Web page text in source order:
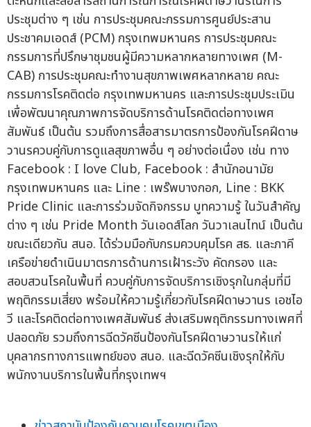
ประชุมต่าง ๆ เช่น การประชุมคณะกรรมการศูนย์ประสาน
ประชาคมเอดส์ (PCM) กรุงเทพมหานคร การประชุมคณะ
กรรมการที่ปรึกษาชุมชนผู้มีความหลากหลายทางเพศ (M-
CAB) การประชุมคณะทำงานสุขภาพเพศหลากหลาย คณะ
กรรมการโรคติดต่อ กรุงเทพมหานคร และการประชุมประเมิน
เพื่อพัฒนาคุณภาพการจัดบริการด้านโรคติดต่อทางเพศ
สัมพันธ์ เป็นต้น รวมถึงการสื่อสารมาตรการป้องกันโรคฝีดาษ
วานรควบคู่กับการดูแลสุขภาพอื่น ๆ อย่างต่อเนื่อง เช่น ทาง
Facebook : I love Club, Facebook : สำนักอนามัย
กรุงเทพมหานคร และ Line : เพร๊พบางกอก, Line : BKK
Pride Clinic และการร่วมจัดกิจกรรม บูทความรู้ ในวันสำคัญ
ต่าง ๆ เช่น Pride Month วันเอดส์โลก วันวาเลนไทน์ เป็นต้น
ขณะเดียวกัน สนอ. ได้ร่วมมือกับกรมควบคุมโรค สธ. และภาคี
เครือข่ายดำเนินมาตรการด้านการเฝ้าระวัง คัดกรอง และ
สอบสวนโรคในพื้นที่ ควบคู่กับการจัดบริการเชิงรุกในกลุ่มที่มี
พฤติกรรมเสี่ยง พร้อมให้ความรู้เกี่ยวกับโรคฝีดาษวานร เอชไอ
วี และโรคติดต่อทางเพศสัมพันธ์ ส่งเสริมพฤติกรรมทางเพศที่
ปลอดภัย รวมถึงการฉีดวัคซีนป้องกันโรคฝีดาษวานรให้แก่
บุคลากรทางการแพทย์ของ สนอ. และฉีดวัคซีนเชิงรุกให้กับ
พนักงานบริการในพื้นที่กรุงเทพฯ